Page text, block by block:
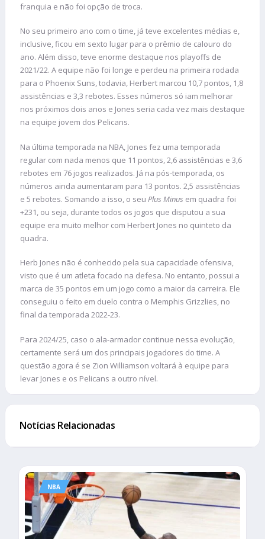
franquia e não foi opção de troca.
No seu primeiro ano com o time, já teve excelentes médias e,
inclusive, ficou em sexto lugar para o prêmio de calouro do
ano. Além disso, teve enorme destaque nos playoffs de
2021/22. A equipe não foi longe e perdeu na primeira rodada
para o Phoenix Suns, todavia, Herbert marcou 10,7 pontos, 1,8
assistências e 3,3 rebotes. Esses números só iam melhorar
nos próximos dois anos e Jones seria cada vez mais destaque
na equipe jovem dos Pelicans.
Na última temporada na NBA, Jones fez uma temporada
regular com nada menos que 11 pontos, 2,6 assistências e 3,6
rebotes em 76 jogos realizados. Já na pós-temporada, os
números ainda aumentaram para 13 pontos. 2,5 assistências
e 5 rebotes. Somando a isso, o seu Plus Minus em quadra foi
+231, ou seja, durante todos os jogos que disputou a sua
equipe era muito melhor com Herbert Jones no quinteto da
quadra.
Herb Jones não é conhecido pela sua capacidade ofensiva,
visto que é um atleta focado na defesa. No entanto, possui a
marca de 35 pontos em um jogo como a maior da carreira. Ele
conseguiu o feito em duelo contra o Memphis Grizzlies, no
final da temporada 2022-23.
Para 2024/25, caso o ala-armador continue nessa evolução,
certamente será um dos principais jogadores do time. A
questão agora é se Zion Williamson voltará à equipe para
levar Jones e os Pelicans a outro nível.
Notícias Relacionadas
NBA